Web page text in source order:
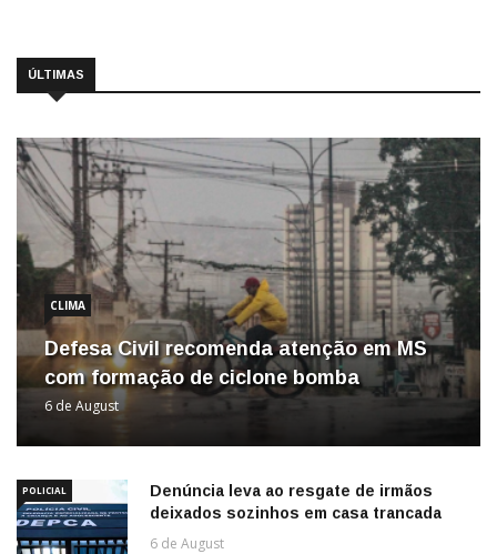
ÚLTIMAS
CLIMA
Defesa Civil recomenda atenção em MS
com formação de ciclone bomba
6 de August
POLICIAL
Denúncia leva ao resgate de irmãos
deixados sozinhos em casa trancada
6 de August